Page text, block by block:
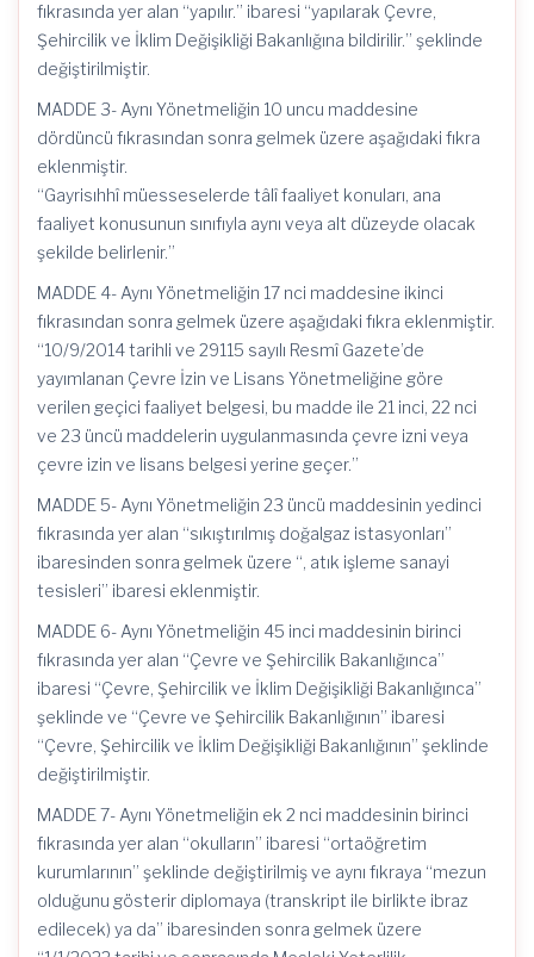
fıkrasında yer alan “yapılır.” ibaresi “yapılarak Çevre,
Şehircilik ve İklim Değişikliği Bakanlığına bildirilir.” şeklinde
değiştirilmiştir.
MADDE 3- Aynı Yönetmeliğin 10 uncu maddesine
dördüncü fıkrasından sonra gelmek üzere aşağıdaki fıkra
eklenmiştir.
“Gayrisıhhî müesseselerde tâlî faaliyet konuları, ana
faaliyet konusunun sınıfıyla aynı veya alt düzeyde olacak
şekilde belirlenir.”
MADDE 4- Aynı Yönetmeliğin 17 nci maddesine ikinci
fıkrasından sonra gelmek üzere aşağıdaki fıkra eklenmiştir.
“10/9/2014 tarihli ve 29115 sayılı Resmî Gazete’de
yayımlanan Çevre İzin ve Lisans Yönetmeliğine göre
verilen geçici faaliyet belgesi, bu madde ile 21 inci, 22 nci
ve 23 üncü maddelerin uygulanmasında çevre izni veya
çevre izin ve lisans belgesi yerine geçer.”
MADDE 5- Aynı Yönetmeliğin 23 üncü maddesinin yedinci
fıkrasında yer alan “sıkıştırılmış doğalgaz istasyonları”
ibaresinden sonra gelmek üzere “, atık işleme sanayi
tesisleri” ibaresi eklenmiştir.
MADDE 6- Aynı Yönetmeliğin 45 inci maddesinin birinci
fıkrasında yer alan “Çevre ve Şehircilik Bakanlığınca”
ibaresi “Çevre, Şehircilik ve İklim Değişikliği Bakanlığınca”
şeklinde ve “Çevre ve Şehircilik Bakanlığının” ibaresi
“Çevre, Şehircilik ve İklim Değişikliği Bakanlığının” şeklinde
değiştirilmiştir.
MADDE 7- Aynı Yönetmeliğin ek 2 nci maddesinin birinci
fıkrasında yer alan “okulların” ibaresi “ortaöğretim
kurumlarının” şeklinde değiştirilmiş ve aynı fıkraya “mezun
olduğunu gösterir diplomaya (transkript ile birlikte ibraz
edilecek) ya da” ibaresinden sonra gelmek üzere